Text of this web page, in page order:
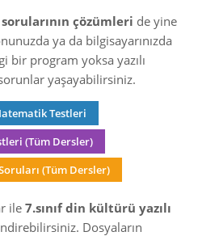
çözümleri de yine
ya da bilgisayarınızda
bir program yoksa yazılı
yaşayabilirsiniz.
Testleri
(Tüm Dersler)
Soruları (Tüm Dersler)
ile 7.sınıf din kültürü yazılı
Dosyaların